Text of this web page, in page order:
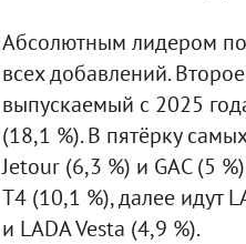
Абсолютным лидером по
всех добавлений.
выпускаемый с 2025
(18,1 %). В пятёрку
Jetour (6,3 %) и GAC (5
T4 (10,1 %), далее идут
и LADA Vesta (4,9 %).